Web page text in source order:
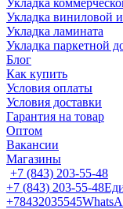
Укладка
Укладка виниловой
Укладка ламината
Укладка паркетной
Блог
Как купить
Условия оплаты
Условия доставки
Гарантия на товар
Оптом
Вакансии
Магазины
+7 (843) 203-55-48
+7 (843) 203-55-48
+78432035545